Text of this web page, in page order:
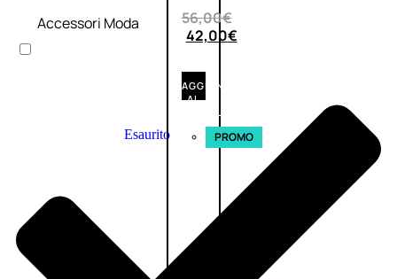
56,00€
42,00€
AGGIUNGI
AL
CARRELLO
Esaurito PROMO
Accessori Moda